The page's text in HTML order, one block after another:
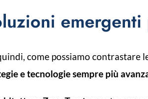
come possiamo contrastare
e tecnologie sempre più